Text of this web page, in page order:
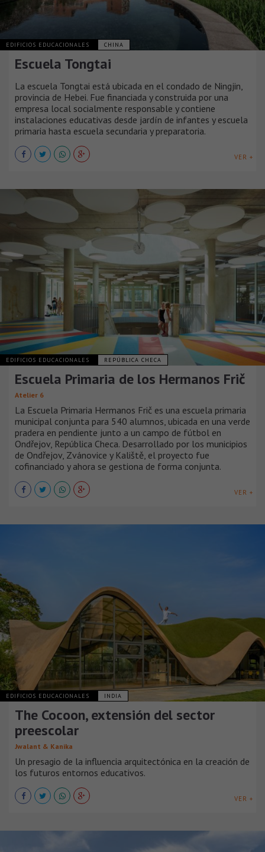
EDIFICIOS EDUCACIONALES CHINA
Escuela Tongtai
La escuela Tongtai está ubicada en el condado de Ningjin,
provincia de Hebei. Fue financiada y construida por una
empresa local socialmente responsable y contiene
instalaciones educativas desde jardín de infantes y escuela
primaria hasta escuela secundaria y preparatoria.
VER +
EDIFICIOS EDUCACIONALES REPÚBLICA CHECA
Escuela Primaria de los Hermanos Frič
Atelier 6
La Escuela Primaria Hermanos Frič es una escuela primaria
municipal conjunta para 540 alumnos, ubicada en una verde
pradera en pendiente junto a un campo de fútbol en
Ondřejov, República Checa. Desarrollado por los municipios
de Ondřejov, Zvánovice y Kaliště, el proyecto fue
cofinanciado y ahora se gestiona de forma conjunta.
VER +
EDIFICIOS EDUCACIONALES INDIA
The Cocoon, extensión del sector
preescolar
Jwalant & Kanika
Un presagio de la influencia arquitectónica en la creación de
los futuros entornos educativos.
VER +